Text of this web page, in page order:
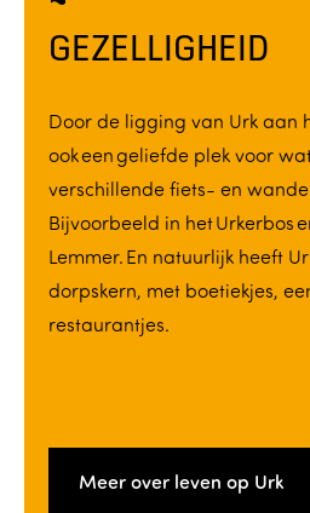
GEZELLIGHEID
Door de ligging van Urk aan
ook een geliefde plek voor
verschillende fiets- en
Bijvoorbeeld in het Urkerbos
Lemmer. En natuurlijk heeft
dorpskern, met boetiekjes,
restaurantjes.
Meer over leven op Urk